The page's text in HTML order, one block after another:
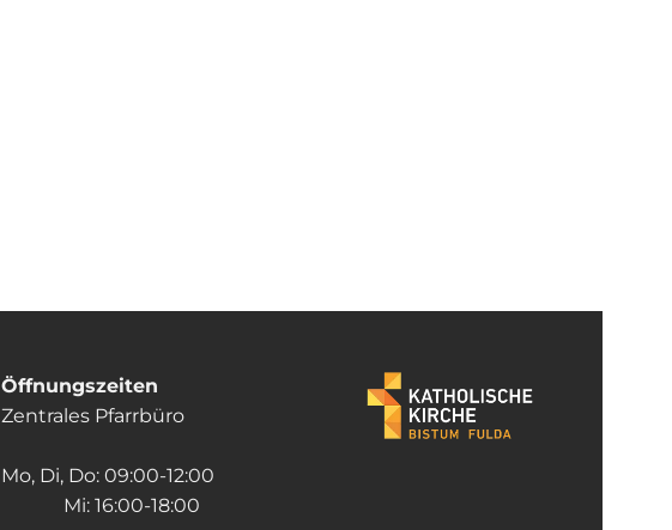
Öffnungszeiten
Zentrales Pfarrbüro
Mo, Di, Do: 09:00-12:00
Mi: 16:00-18:00